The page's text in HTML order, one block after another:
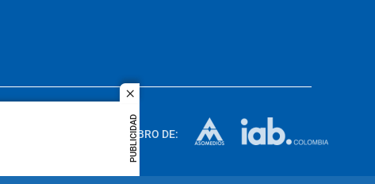
close
PUBLICIDAD
idioma
rights
MIEMBRO DE: